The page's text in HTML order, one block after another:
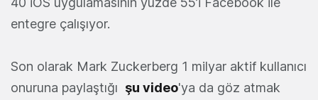
entegre çalışıyor.
Son olarak Mark Zuckerberg 1 milyar aktif kullanıcı
onuruna paylaştığı şu video'ya da göz atmak